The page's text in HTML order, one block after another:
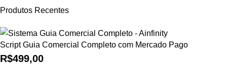
Produtos Recentes
Script Guia Comercial Completo com Mercado Pago
R$499,00